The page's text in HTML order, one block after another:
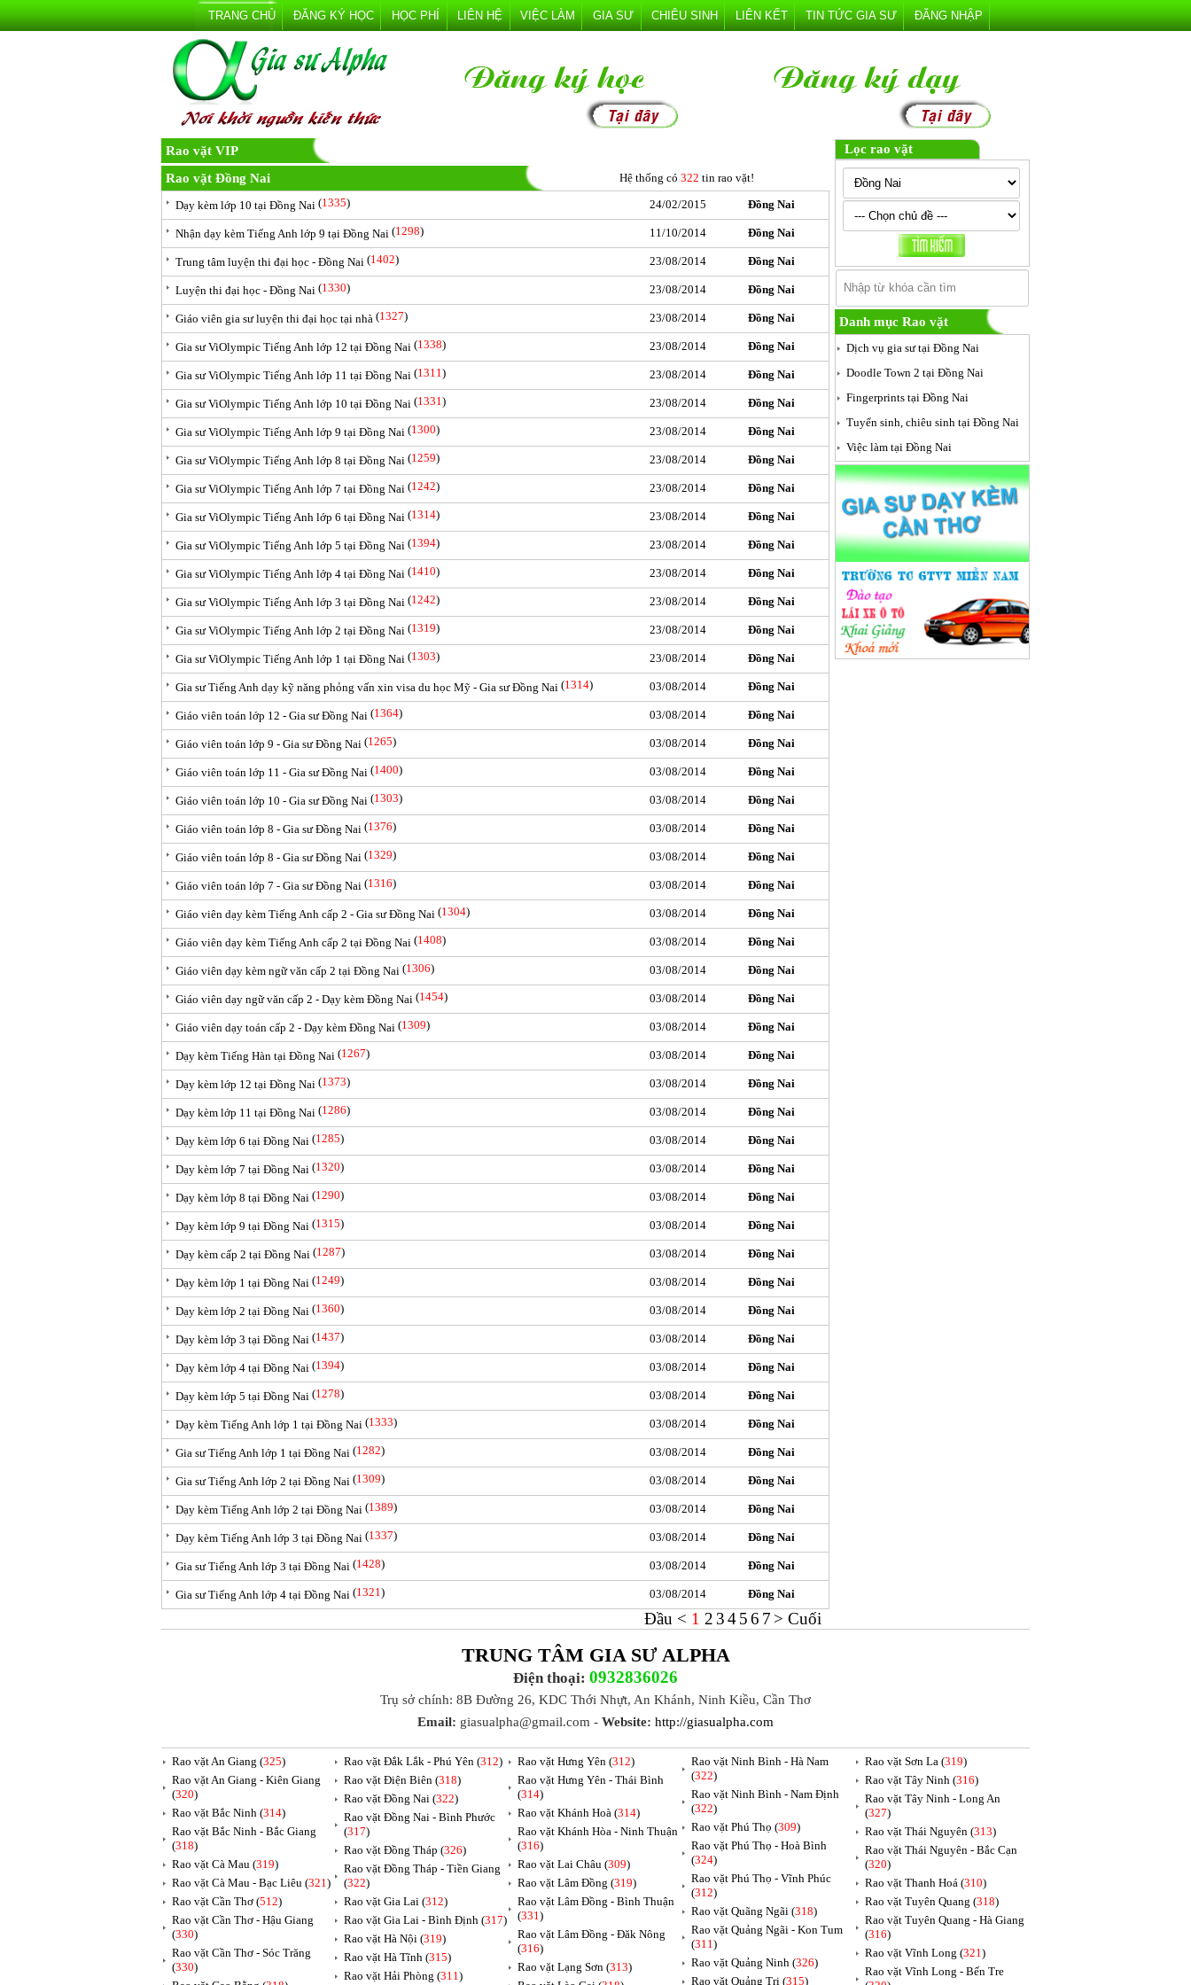
TRANG CHỦ ĐĂNG KÝ HỌC HỌC PHÍ LIÊN HỆ VIỆC LÀM GIA SƯ CHIÊU SINH LIÊN KẾT TIN TỨC GIA SƯ ĐĂNG NHẬP
Rao vặt VIP
Rao vặt Đồng Nai
Hệ thống có 322 tin rao vặt!
Dạy kèm lớp 10 tại Đồng Nai (1335) 24/02/2015 Đồng Nai
Nhận dạy kèm Tiếng Anh lớp 9 tại Đồng Nai (1298) 11/10/2014 Đồng Nai
Trung tâm luyện thi đại học - Đồng Nai (1402) 23/08/2014 Đồng Nai
Luyện thi đại học - Đồng Nai (1330) 23/08/2014 Đồng Nai
Giáo viên gia sư luyện thi đại học tại nhà (1327) 23/08/2014 Đồng Nai
Gia sư ViOlympic Tiếng Anh lớp 12 tại Đồng Nai (1338) 23/08/2014 Đồng Nai
Gia sư ViOlympic Tiếng Anh lớp 11 tại Đồng Nai (1311) 23/08/2014 Đồng Nai
Gia sư ViOlympic Tiếng Anh lớp 10 tại Đồng Nai (1331) 23/08/2014 Đồng Nai
Gia sư ViOlympic Tiếng Anh lớp 9 tại Đồng Nai (1300) 23/08/2014 Đồng Nai
Gia sư ViOlympic Tiếng Anh lớp 8 tại Đồng Nai (1259) 23/08/2014 Đồng Nai
Gia sư ViOlympic Tiếng Anh lớp 7 tại Đồng Nai (1242) 23/08/2014 Đồng Nai
Gia sư ViOlympic Tiếng Anh lớp 6 tại Đồng Nai (1314) 23/08/2014 Đồng Nai
Gia sư ViOlympic Tiếng Anh lớp 5 tại Đồng Nai (1394) 23/08/2014 Đồng Nai
Gia sư ViOlympic Tiếng Anh lớp 4 tại Đồng Nai (1410) 23/08/2014 Đồng Nai
Gia sư ViOlympic Tiếng Anh lớp 3 tại Đồng Nai (1242) 23/08/2014 Đồng Nai
Gia sư ViOlympic Tiếng Anh lớp 2 tại Đồng Nai (1319) 23/08/2014 Đồng Nai
Gia sư ViOlympic Tiếng Anh lớp 1 tại Đồng Nai (1303) 23/08/2014 Đồng Nai
Gia sư Tiếng Anh dạy kỹ năng phỏng vấn xin visa du học Mỹ - Gia sư Đồng Nai (1314) 03/08/2014 Đồng Nai
Giáo viên toán lớp 12 - Gia sư Đồng Nai (1364) 03/08/2014 Đồng Nai
Giáo viên toán lớp 9 - Gia sư Đồng Nai (1265) 03/08/2014 Đồng Nai
Giáo viên toán lớp 11 - Gia sư Đồng Nai (1400) 03/08/2014 Đồng Nai
Giáo viên toán lớp 10 - Gia sư Đồng Nai (1303) 03/08/2014 Đồng Nai
Giáo viên toán lớp 8 - Gia sư Đồng Nai (1376) 03/08/2014 Đồng Nai
Giáo viên toán lớp 8 - Gia sư Đồng Nai (1329) 03/08/2014 Đồng Nai
Giáo viên toán lớp 7 - Gia sư Đồng Nai (1316) 03/08/2014 Đồng Nai
Giáo viên dạy kèm Tiếng Anh cấp 2 - Gia sư Đồng Nai (1304) 03/08/2014 Đồng Nai
Giáo viên dạy kèm Tiếng Anh cấp 2 tại Đồng Nai (1408) 03/08/2014 Đồng Nai
Giáo viên dạy kèm ngữ văn cấp 2 tại Đồng Nai (1306) 03/08/2014 Đồng Nai
Giáo viên dạy ngữ văn cấp 2 - Dạy kèm Đồng Nai (1454) 03/08/2014 Đồng Nai
Giáo viên dạy toán cấp 2 - Dạy kèm Đồng Nai (1309) 03/08/2014 Đồng Nai
Dạy kèm Tiếng Hàn tại Đồng Nai (1267) 03/08/2014 Đồng Nai
Dạy kèm lớp 12 tại Đồng Nai (1373) 03/08/2014 Đồng Nai
Dạy kèm lớp 11 tại Đồng Nai (1286) 03/08/2014 Đồng Nai
Dạy kèm lớp 6 tại Đồng Nai (1285) 03/08/2014 Đồng Nai
Dạy kèm lớp 7 tại Đồng Nai (1320) 03/08/2014 Đồng Nai
Dạy kèm lớp 8 tại Đồng Nai (1290) 03/08/2014 Đồng Nai
Dạy kèm lớp 9 tại Đồng Nai (1315) 03/08/2014 Đồng Nai
Dạy kèm cấp 2 tại Đồng Nai (1287) 03/08/2014 Đồng Nai
Dạy kèm lớp 1 tại Đồng Nai (1249) 03/08/2014 Đồng Nai
Dạy kèm lớp 2 tại Đồng Nai (1360) 03/08/2014 Đồng Nai
Dạy kèm lớp 3 tại Đồng Nai (1437) 03/08/2014 Đồng Nai
Dạy kèm lớp 4 tại Đồng Nai (1394) 03/08/2014 Đồng Nai
Dạy kèm lớp 5 tại Đồng Nai (1278) 03/08/2014 Đồng Nai
Dạy kèm Tiếng Anh lớp 1 tại Đồng Nai (1333) 03/08/2014 Đồng Nai
Gia sư Tiếng Anh lớp 1 tại Đồng Nai (1282) 03/08/2014 Đồng Nai
Gia sư Tiếng Anh lớp 2 tại Đồng Nai (1309) 03/08/2014 Đồng Nai
Dạy kèm Tiếng Anh lớp 2 tại Đồng Nai (1389) 03/08/2014 Đồng Nai
Dạy kèm Tiếng Anh lớp 3 tại Đồng Nai (1337) 03/08/2014 Đồng Nai
Gia sư Tiếng Anh lớp 3 tại Đồng Nai (1428) 03/08/2014 Đồng Nai
Gia sư Tiếng Anh lớp 4 tại Đồng Nai (1321) 03/08/2014 Đồng Nai
Đầu < 1 2 34 56 7 > Cuối
Lọc rao vặt
Danh mục Rao vặt
Dịch vụ gia sư tại Đồng Nai
Doodle Town 2 tại Đồng Nai
Fingerprints tại Đồng Nai
Tuyển sinh, chiêu sinh tại Đồng Nai
Việc làm tại Đồng Nai
TRUNG TÂM GIA SƯ ALPHA
Điện thoại: 0932836026
Trụ sở chính: 8B Đường 26, KDC Thới Nhựt, An Khánh, Ninh Kiều, Cần Thơ
Email: giasualpha@gmail.com - Website: http://giasualpha.com
Rao vặt An Giang (325)
Rao vặt An Giang - Kiên Giang
(320)
Rao vặt Bắc Ninh (314)
Rao vặt Bắc Ninh - Bắc Giang
(318)
Rao vặt Cà Mau (319)
Rao vặt Cà Mau - Bạc Liêu (321)
Rao vặt Cần Thơ (512)
Rao vặt Cần Thơ - Hậu Giang
(330)
Rao vặt Cần Thơ - Sóc Trăng
(330)
Rao vặt Đắk Lắk - Phú Yên (312)
Rao vặt Điện Biên (318)
Rao vặt Đồng Nai (322)
Rao vặt Đồng Nai - Bình Phước
(317)
Rao vặt Đồng Tháp (326)
Rao vặt Đồng Tháp - Tiền Giang
(322)
Rao vặt Gia Lai (312)
Rao vặt Gia Lai - Bình Định (317)
Rao vặt Hà Nội (319)
Rao vặt Hà Tĩnh (315)
Rao vặt Hải Phòng (311)
Rao vặt Hưng Yên (312)
Rao vặt Hưng Yên - Thái Bình
(314)
Rao vặt Khánh Hoà (314)
Rao vặt Khánh Hòa - Ninh Thuận
(316)
Rao vặt Lai Châu (309)
Rao vặt Lâm Đồng (319)
Rao vặt Lâm Đồng - Bình Thuận
(331)
Rao vặt Lâm Đồng - Đăk Nông
(316)
Rao vặt Lạng Sơn (313)
Rao vặt Ninh Bình - Hà Nam
(322)
Rao vặt Ninh Bình - Nam Định
(322)
Rao vặt Phú Thọ (309)
Rao vặt Phú Thọ - Hoà Bình
(324)
Rao vặt Phú Thọ - Vĩnh Phúc
(312)
Rao vặt Quãng Ngãi (318)
Rao vặt Quảng Ngãi - Kon Tum
(311)
Rao vặt Quảng Ninh (326)
Rao vặt Quảng Trị (315)
Rao vặt Sơn La (319)
Rao vặt Tây Ninh (316)
Rao vặt Tây Ninh - Long An
(327)
Rao vặt Thái Nguyên (313)
Rao vặt Thái Nguyên - Bắc Cạn
(320)
Rao vặt Thanh Hoá (310)
Rao vặt Tuyên Quang (318)
Rao vặt Tuyên Quang - Hà Giang
(316)
Rao vặt Vĩnh Long (321)
Rao vặt Vĩnh Long - Bến Tre